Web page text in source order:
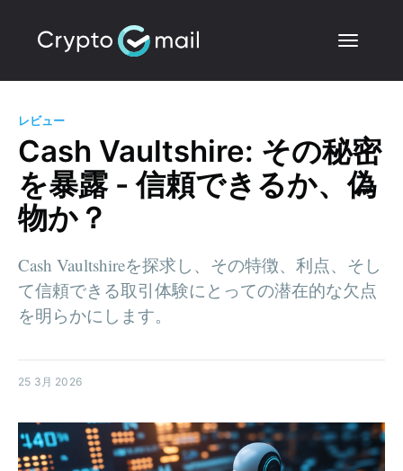
レビュー
Cash Vaultshire: その秘密
を暴露 - 信頼できるか、偽
物か？
Cash Vaultshireを探求し、その特徴、利点、そし
て信頼できる取引体験にとっての潜在的な欠点
を明らかにします。
25 3月 2026